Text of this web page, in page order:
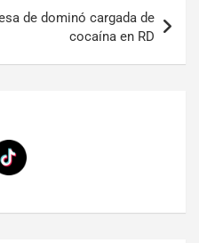
de dominó cargada de
cocaína en RD